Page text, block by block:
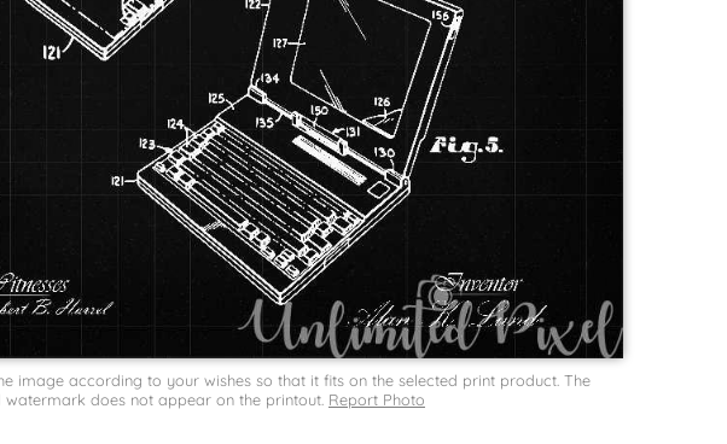
image according to your wishes so that it fits on the selected print product. The
watermark does not appear on the printout. Report Photo